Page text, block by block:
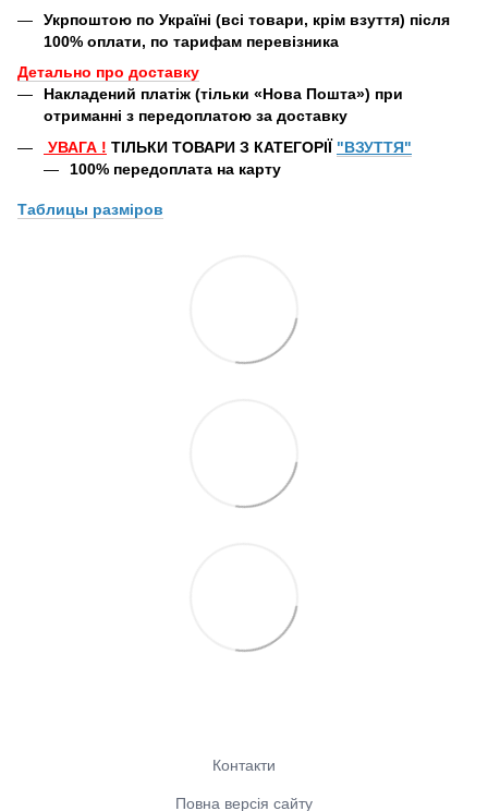
Укрпоштою по Україні (всі товари, крім взуття) після
100% оплати, по тарифам перевізника
Детально про доставку
Накладений платіж (тільки «Нова Пошта») при
отриманні з передоплатою за доставку
УВАГА ! ТІЛЬКИ ТОВАРИ З КАТЕГОРІЇ "ВЗУТТЯ"
100% передоплата на карту
Таблицы разміров
Контакти
Повна версія сайту